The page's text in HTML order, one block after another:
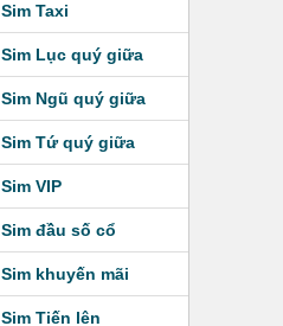
Sim Taxi
Sim Lục quý giữa
Sim Ngũ quý giữa
Sim Tứ quý giữa
Sim VIP
Sim đầu số cổ
Sim khuyến mãi
Sim Tiến lên